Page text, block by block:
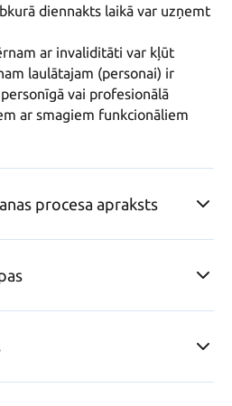
diennakts laikā var uzņemt
laulātajam (personai) ir
vai profesionālā
ar smagiem funkcionāliem
procesa apraksts